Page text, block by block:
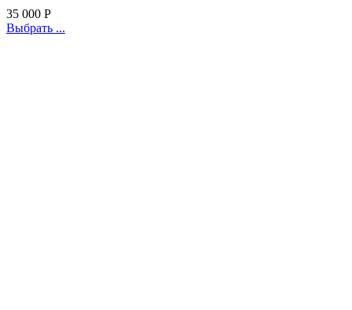
35 000 Р
Выбрать ...